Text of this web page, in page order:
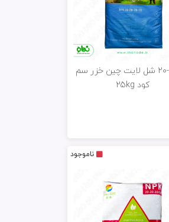
20-20-20 شل لایت چین خزر سم
کود 25kg
ناموجود